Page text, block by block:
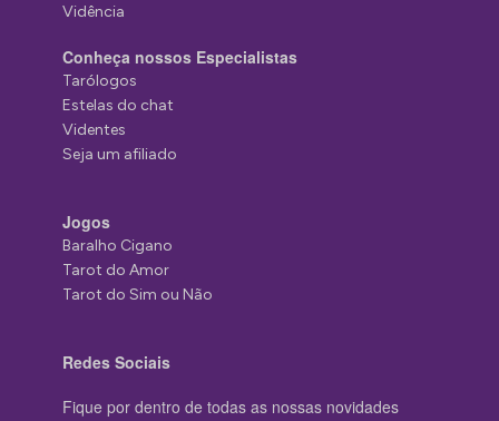
Vidência
Conheça nossos Especialistas
Tarólogos
Estelas do chat
Videntes
Seja um afiliado
Jogos
Baralho Cigano
Tarot do Amor
Tarot do Sim ou Não
Redes Sociais
Fique por dentro de todas as nossas novidades